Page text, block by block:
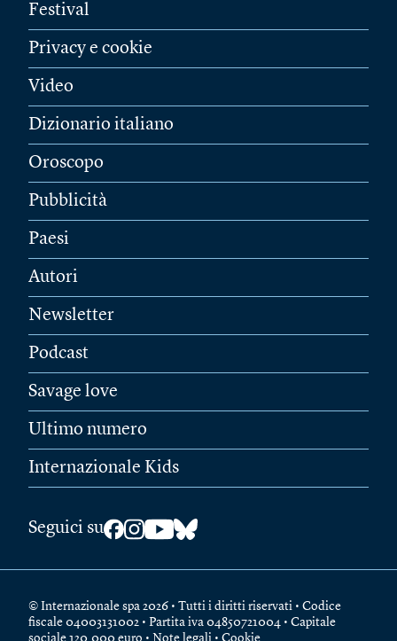
Festival
Privacy e cookie
Video
Dizionario italiano
Oroscopo
Pubblicità
Paesi
Autori
Newsletter
Podcast
Savage love
Ultimo numero
Internazionale Kids
Seguici su
© Internazionale spa 2026 • Tutti i diritti riservati • Codice
fiscale 04003131002 • Partita iva 04850721004 • Capitale
sociale 120.000 euro • Note legali • Cookie